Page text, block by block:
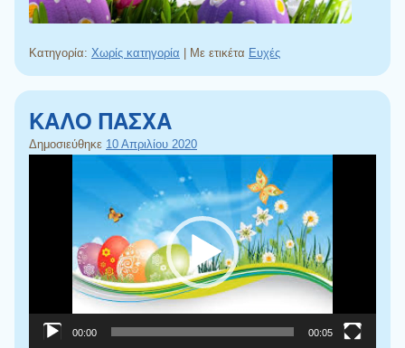
Κατηγορία: Χωρίς κατηγορία | Με ετικέτα Ευχές
ΚΑΛΟ ΠΑΣΧΑ
Δημοσιεύθηκε 10 Απριλίου 2020
Αναπαραγωγής
00:00 00:05